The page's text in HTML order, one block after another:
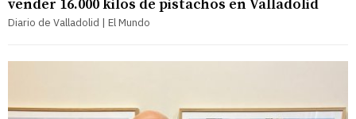
vender 16.000 kilos de pistachos en Valladolid
Diario de Valladolid | El Mundo